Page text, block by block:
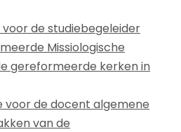
voor de studiebegeleider
Missiologische
gereformeerde kerken in
voor de docent algemene
van de